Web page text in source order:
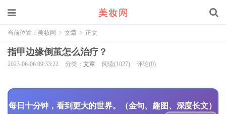
当前位置： 美妆网 > 文章 > 正文
指甲边缘倒茧怎么治疗？
2023-06-06 09:33:22 分类： 文章 阅读(1027) 评论(0)
每日十分钟，看到更大的世界。（金句、趣图、深度长文）